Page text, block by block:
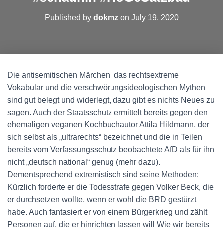
Published by dokmzon July 19, 2020
Die antisemitischen Märchen, das rechtsextreme
Vokabular und die verschwörungsideologischen Mythen
sind gut belegt und widerlegt, dazu gibt es nichts Neues zu
sagen. Auch der Staatsschutz ermittelt bereits gegen den
ehemaligen veganen Kochbuchautor Attila Hildmann, der
sich selbst als „ultrarechts“ bezeichnet und die in Teilen
bereits vom Verfassungsschutz beobachtete AfD als für ihn
nicht „deutsch national“ genug (mehr dazu).
Dementsprechend extremistisch sind seine Methoden:
Kürzlich forderte er die Todesstrafe gegen Volker Beck, die
er durchsetzen wollte, wenn er wohl die BRD gestürzt
habe. Auch fantasiert er von einem Bürgerkrieg und zählt
Personen auf, die er hinrichten lassen will Wie wir bereits